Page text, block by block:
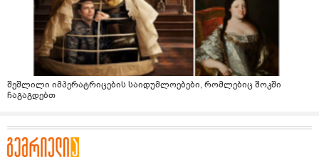
შეშლილი იმპერატრიცების საიდუმლოებები, რომლებიც შოკში
ჩაგაგდებთ